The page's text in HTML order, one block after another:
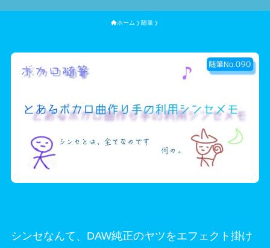
ホーム 随筆
シンセなんて、DAW純正のヤツをエフェクト掛け